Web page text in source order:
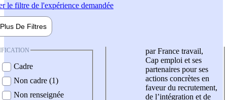
le filtre de l'expérience demandée
Plus De Filtres
Cadre
Non cadre (1)
Non renseignée
par France travail,
Cap emploi et ses
partenaires pour ses
actions concrètes en
faveur du recrutement,
de l’intégration et de